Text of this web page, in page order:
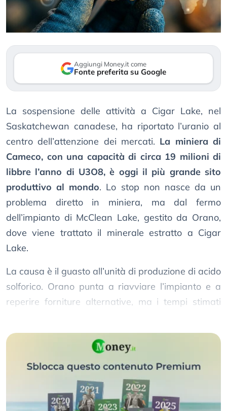
Aggiungi Money.it come
Fonte preferita su Google
La sospensione delle attività a Cigar Lake, nel
Saskatchewan canadese, ha riportato l’uranio al
centro dell’attenzione dei mercati. La miniera di
Cameco, con una capacità di circa 19 milioni di
libbre l’anno di U3O8, è oggi il più grande sito
produttivo al mondo. Lo stop non nasce da un
problema diretto in miniera, ma dal fermo
dell’impianto di McClean Lake, gestito da Orano,
dove viene trattato il minerale estratto a Cigar
Lake.
La causa è il guasto all’unità di produzione di acido
solforico. Orano punta a riavviare l’impianto e a
reperire forniture alternative, ma i tempi stimati